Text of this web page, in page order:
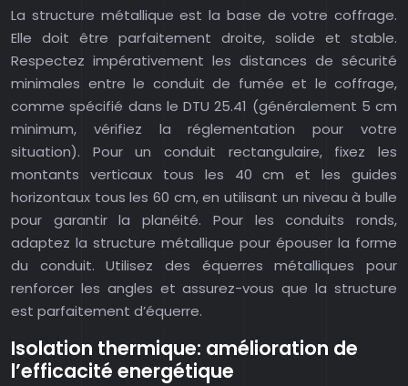
La structure métallique est la base de votre coffrage.
Elle doit être parfaitement droite, solide et stable.
Respectez impérativement les distances de sécurité
minimales entre le conduit de fumée et le coffrage,
comme spécifié dans le DTU 25.41 (généralement 5 cm
minimum, vérifiez la réglementation pour votre
situation). Pour un conduit rectangulaire, fixez les
montants verticaux tous les 40 cm et les guides
horizontaux tous les 60 cm, en utilisant un niveau à bulle
pour garantir la planéité. Pour les conduits ronds,
adaptez la structure métallique pour épouser la forme
du conduit. Utilisez des équerres métalliques pour
renforcer les angles et assurez-vous que la structure
est parfaitement d’équerre.
Isolation thermique: amélioration de
l’efficacité energétique